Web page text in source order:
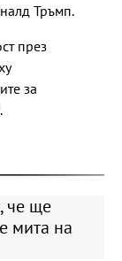
Тръмп.
през
за
че ще
мита на